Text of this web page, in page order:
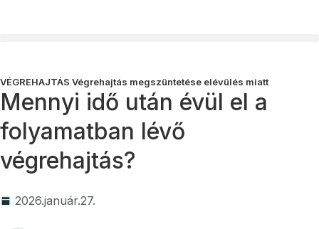
VÉGREHAJTÁS Végrehajtás megszüntetése elévülés miatt
Mennyi idő után évül el a
folyamatban lévő
végrehajtás?
2026.január.27.